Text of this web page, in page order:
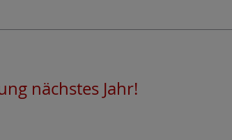
nächstes Jahr!